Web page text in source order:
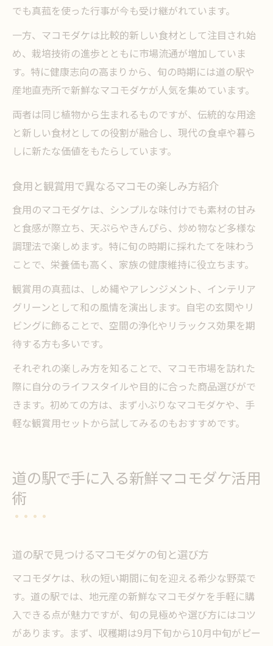
でも真菰を使った行事が今も受け継がれています。
一方、マコモダケは比較的新しい食材として注目され始
め、栽培技術の進歩とともに市場流通が増加していま
す。特に健康志向の高まりから、旬の時期には道の駅や
産地直売所で新鮮なマコモダケが人気を集めています。
両者は同じ植物から生まれるものですが、伝統的な用途
と新しい食材としての役割が融合し、現代の食卓や暮ら
しに新たな価値をもたらしています。
食用と観賞用で異なるマコモの楽しみ方紹介
食用のマコモダケは、シンプルな味付けでも素材の甘み
と食感が際立ち、天ぷらやきんぴら、炒め物など多様な
調理法で楽しめます。特に旬の時期に採れたてを味わう
ことで、栄養価も高く、家族の健康維持に役立ちます。
観賞用の真菰は、しめ縄やアレンジメント、インテリア
グリーンとして和の風情を演出します。自宅の玄関やリ
ビングに飾ることで、空間の浄化やリラックス効果を期
待する方も多いです。
それぞれの楽しみ方を知ることで、マコモ市場を訪れた
際に自分のライフスタイルや目的に合った商品選びがで
きます。初めての方は、まず小ぶりなマコモダケや、手
軽な観賞用セットから試してみるのもおすすめです。
道の駅で手に入る新鮮マコモダケ活用
術
道の駅で見つけるマコモダケの旬と選び方
マコモダケは、秋の短い期間に旬を迎える希少な野菜で
す。道の駅では、地元産の新鮮なマコモダケを手軽に購
入できる点が魅力ですが、旬の見極めや選び方にはコツ
があります。まず、収穫期は9月下旬から10月中旬がピー